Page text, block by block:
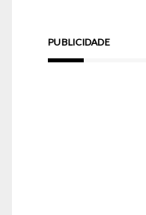
PUBLICIDADE